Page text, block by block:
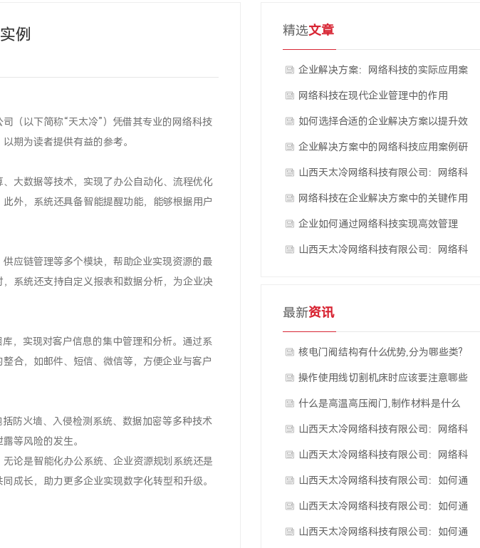
例
（以下简称“天太冷”）凭借其专业的网络科技
期为读者提供有益的参考。
大数据等技术，实现了办公自动化、流程优化
外，系统还具备智能提醒功能，能够根据用户
应链管理等多个模块，帮助企业实现资源的最
系统还支持自定义报表和数据分析，为企业决
，实现对客户信息的集中管理和分析。通过系
合，如邮件、短信、微信等，方便企业与客户
防火墙、入侵检测系统、数据加密等多种技术
等风险的发生。
论是智能化办公系统、企业资源规划系统还是
成长，助力更多企业实现数字化转型和升级。
精选文章
企业解决方案：网络科技的实际应用案
例
网络科技在现代企业管理中的作用
如何选择合适的企业解决方案以提升效
率
企业解决方案中的网络科技应用案例研
究：山西天太冷网络科技有限···
山西天太冷网络科技有限公司：网络科
技推动企业创新与发展
网络科技在企业解决方案中的关键作用
解析
企业如何通过网络科技实现高效管理
山西天太冷网络科技有限公司：网络科
最新资讯
核电门阀结构有什么优势,分为哪些类?
操作使用线切割机床时应该要注意哪些
事情
什么是高温高压阀门,制作材料是什么
呢?
山西天太冷网络科技有限公司：网络科
技在企业解决方案中的应用实···
山西天太冷网络科技有限公司：网络科
技推动企业创新与发展
山西天太冷网络科技有限公司：如何通
过网络科技优化企业解决方案
山西天太冷网络科技有限公司：如何通
过网络科技提升企业解决方案···
山西天太冷网络科技有限公司：如何通